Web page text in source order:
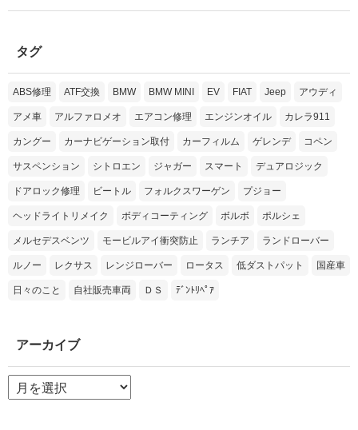
タグ
ABS修理 ATF交換 BMW BMW MINI EV FIAT Jeep アウディ
アメ車 アルファロメオ エアコン修理 エンジンオイル カレラ911
カングー カーナビゲーション取付 カーフィルム ゲレンデ コペン
サスペンション シトロエン ジャガー スマート デュアロジック
ドアロック修理 ビートル フォルクスワーゲン プジョー
ヘッドライトリメイク ボディコーティング ボルボ ポルシェ
メルセデスベンツ モービルアイ衝突防止 ランチア ランドローバー
ルノー レクサス レンジローバー ロータス 低ダストパット 国産車
日々のこと 自社販売車両 ＤＳ ﾃﾞﾝﾄﾘﾍﾟｱ
アーカイブ
ア
ー